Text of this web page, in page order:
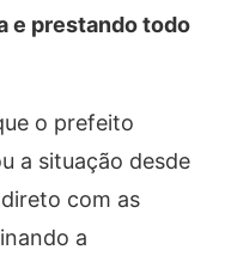
e prestando todo
o prefeito
a situação desde
com as
a